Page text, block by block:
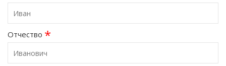
Отчество *